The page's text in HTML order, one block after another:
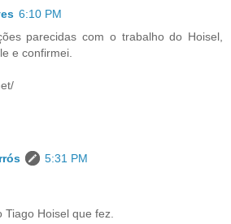
6:10 PM
parecidas com o trabalho do Hoisel,
e confirmei.
5:31 PM
Hoisel que fez.